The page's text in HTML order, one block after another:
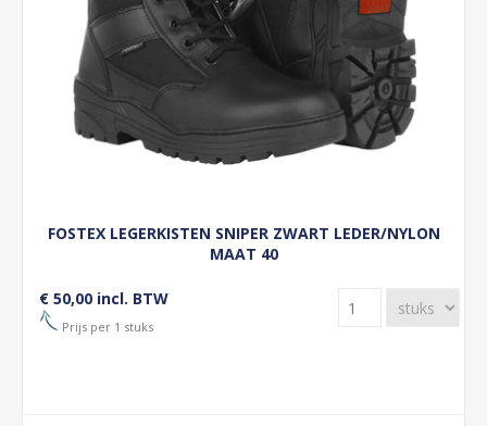
FOSTEX LEGERKISTEN SNIPER ZWART LEDER/NYLON
MAAT 40
€ 50,00 incl. BTW
Prijs per 1 stuks